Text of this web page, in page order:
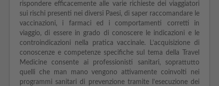
rispondere efficacemente alle varie richieste dei viaggiatori
sui rischi presenti nei diversi Paesi, di saper raccomandare le
vaccinazioni, i farmaci ed i comportamenti corretti in
viaggio, di essere in grado di conoscere le indicazioni e le
controindicazioni nella pratica vaccinale. L’acquisizione di
conoscenze e competenze specifiche sul tema della Travel
Medicine consente ai professionisti sanitari, soprattutto
quelli che man mano vengono attivamente coinvolti nei
programmi sanitari di prevenzione tramite l’esecuzione dei